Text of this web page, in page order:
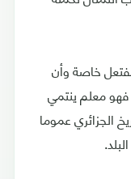
خاصة وأن
فهو معلم ينتمي
الجزائري عموما